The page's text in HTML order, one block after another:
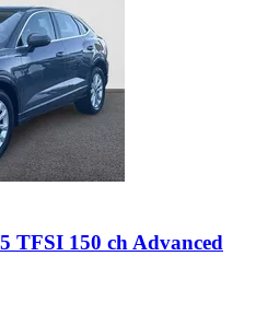
TFSI 150 ch Advanced